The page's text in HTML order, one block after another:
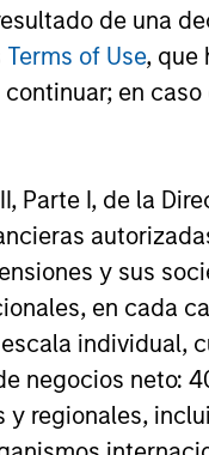
de una
Terms of Use, que
en
I, de la
y sus
en cada
individual,
negocios neto:
regionales,
TALES FROM
Despite all
Washington,
States
as Eric
country’s
just
future growth
effectively
07-ABR-2026